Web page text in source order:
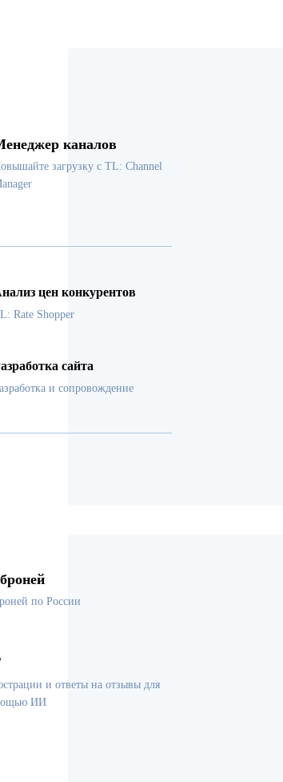
каналов
загрузку с TL: Channel
цен конкурентов
Rate Shopper
сайта
и сопровождение
по России
и ответы на отзывы для
ИИ